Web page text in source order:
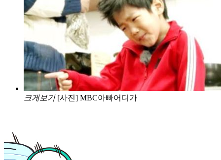
크게보기 [사진] MBC아빠어디가